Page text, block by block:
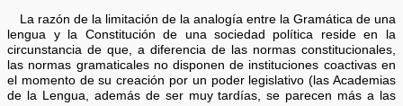
La razón de la limitación de la analogía entre la Gramática de una
lengua y la Constitución de una sociedad política reside en la
circunstancia de que, a diferencia de las normas constitucionales,
las normas gramaticales no disponen de instituciones coactivas en
el momento de su creación por un poder legislativo (las Academias
de la Lengua, además de ser muy tardías, se parecen más a las